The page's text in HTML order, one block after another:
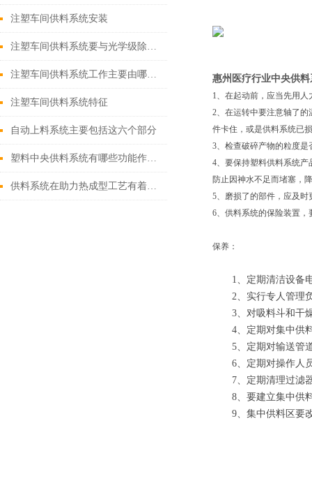
注塑车间供料系统安装
注塑车间供料系统要与光学级除湿干燥机配合使用
注塑车间供料系统工作主要由哪些步骤来完成？
注塑车间供料系统特征
自动上料系统主要包括这六个部分
塑料中央供料系统有哪些功能作用？
供料系统在助力热成型工艺有着怎样的提升？
惠州医疗行业中央供料
1、在起动前，应当先用
2、在运转中要注意轴了
件卡住，或是供料系统已
3、检查破碎产物的粒度
4、要保持塑料供料系统
防止因神水不足而堵塞，
5、磨损了的部件，应及时
6、供料系统的保险装置
保养：
1、定期清洁设备
2、实行专人管理负
3、对吸料斗和干燥
4、定期对集中供料
5、定期对输送管道
6、定期对操作人员
7、定期清理过滤
8、要建立集中供料
9、集中供料区要改